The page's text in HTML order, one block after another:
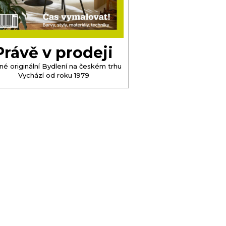
v prodeji
originální Bydlení na českém trhu
Vychází od roku 1979